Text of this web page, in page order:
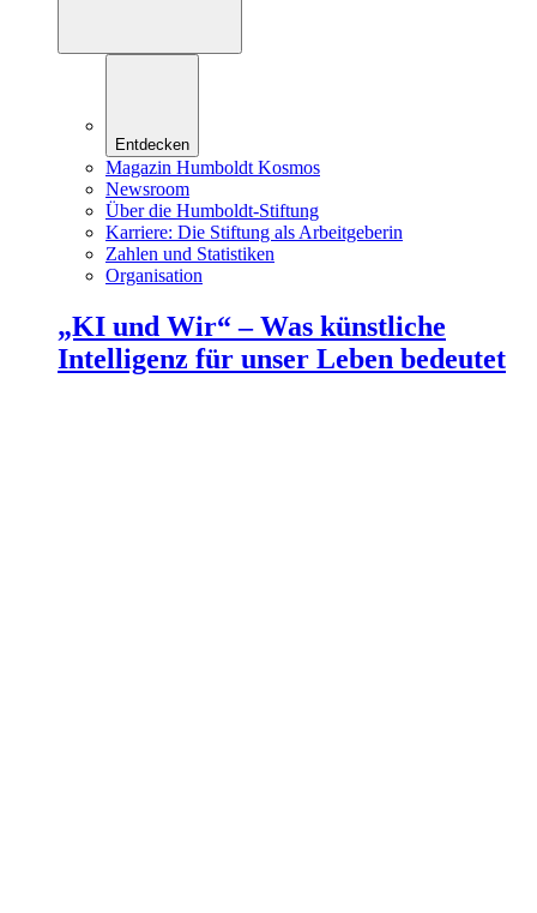
Entdecken
Magazin Humboldt Kosmos
Newsroom
Über die Humboldt-Stiftung
Karriere: Die Stiftung als Arbeitgeberin
Zahlen und Statistiken
Organisation
„KI und Wir“ – Was künstliche
Intelligenz für unser Leben bedeutet